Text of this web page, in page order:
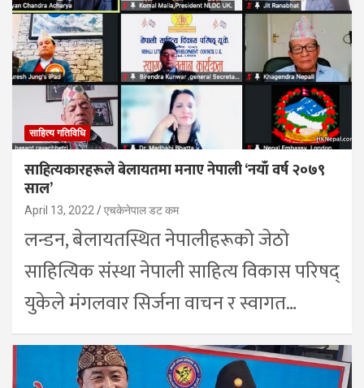
साहित्य गतिविधि
साहित्यकारहरूले बेलायतमा मनाए नेपाली ‘नयाँ वर्ष २०७९
साल’
April 13, 2022 एचकेनेपाल डट कम
लन्डन, बेलायतस्थित नेपालीहरूको जेठो
साहित्यिक संस्था नेपाली साहित्य विकास परिषद्
युकेले मंगलवार सिर्जना वाचन र स्वागत…